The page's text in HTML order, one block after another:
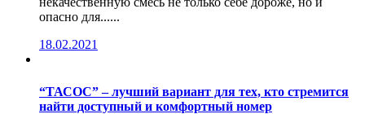
опасно для......
18.02.2021
“ТАСОС” – лучший вариант для тех, кто стремится
найти доступный и комфортный номер